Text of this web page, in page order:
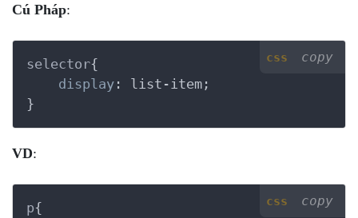
Cú Pháp:
css copy
selector{
display: list-item
}
VD:
css copy
p{